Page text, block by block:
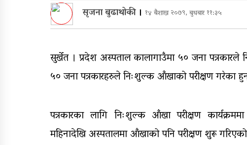
सृजना बुढाथोकी । १४ बैशाख २०७९, बुधबार ११:३५
सुर्खेत । प्रदेश अस्पताल कालागाउँमा ५० जना
५० जना पत्रकारहरुले निःशुल्क आँखाको परीक्षण गरेका
पत्रकारका लागि निःशुल्क आँखा परीक्षण
महिनादेखि अस्पतालमा आँखाको पनि परीक्षण शुरू